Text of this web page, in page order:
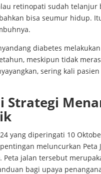
retinopati sudah telanjur
bisa seumur hidup.
diabetes
meskipun tidak
sering kali
Strategi
yang diperingati 10
meluncurkan Peta
Peta jalan tersebut
bagi upaya